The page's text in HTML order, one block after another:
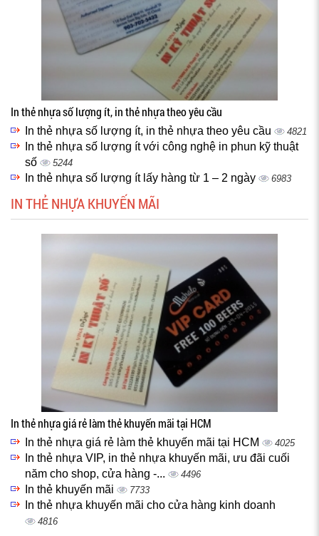
In thẻ nhựa số lượng ít, in thẻ nhựa theo yêu cầu
In thẻ nhựa số lượng ít, in thẻ nhựa theo yêu cầu 4821
In thẻ nhựa số lượng ít với công nghệ in phun kỹ thuật
số
5244
In thẻ nhựa số lượng ít lấy hàng từ 1 – 2 ngày 6983
IN THẺ NHỰA KHUYẾN MÃI
In thẻ nhựa giá rẻ làm thẻ khuyến mãi tại HCM
In thẻ nhựa giá rẻ làm thẻ khuyến mãi tại HCM 4025
In thẻ nhựa VIP, in thẻ nhựa khuyến mãi, ưu đãi cuối
năm cho shop, cửa hàng -...
4496
In thẻ khuyến mãi 7733
In thẻ nhựa khuyến mãi cho cửa hàng kinh doanh
4816